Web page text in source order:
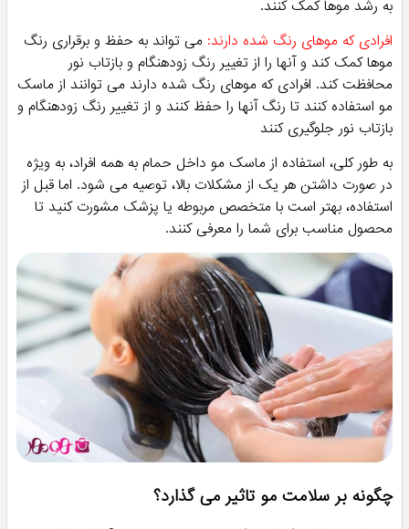
علت محبوبیت آن
این فراورده امروزه به طور گسترده ای استفاده می شود. محبوبیت
آنها به شکلی افزایش یافته است که اکثر برندهای تولید کننده
محصولات مراقبت از مو، این سری محصولات مویی را در لاین
تولیدی خود قرار داده اند. علت این محبوبیت این است که مردم به
این موضوع پی برده اند که شامپوها برای تقویت مو و کمک به
حالت آن کافی نیستند! اگر بخواهید به طور جدی به درمان مشکلات
موی خود همچون ریزش مو کمک کنید باید از کرم های مو یا همین
محصولات ماسک گونه کمک بگیرید. آنها به طور جدی بر وضعیت
موهایتان تاثیر می گذارند و بر خلاف شامپو اثر آنها موقتی نخواهد
چرا باید از آنها استفاده کرد؟
یک ماسک قوی و مغذی می تواند تفاوت زیادی در درخشش و
استحکام موهای شما ایجاد کند. مخصوص اگر موهای خشک،
آسیب دیده، وز یا خیلی بلند دارید نیاز شما به این ماسک ها نیز
بیشتر از بقیه می شود. به علاوه، بهترین ماسک‌های مو معمولاً
حاوی مواد مرطوب‌کننده و ترمیم‌کننده هستند. و آنها می توانند نوع
مثال، بهترین ماسک‌ها برای موهای خشک معمولاً با